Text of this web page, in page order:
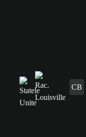
CB